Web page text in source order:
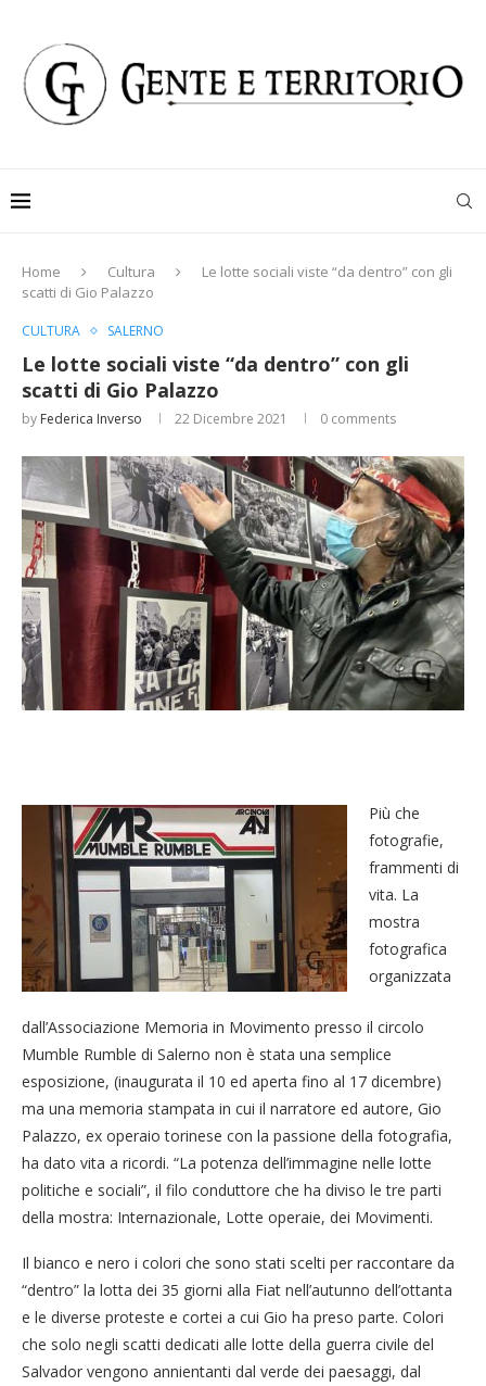
Home Cultura
Le lotte sociali viste “da dentro” con gli
scatti di Gio Palazzo
CULTURA SALERNO
Le lotte sociali viste “da dentro” con gli
scatti di Gio Palazzo
by Federica Inverso 22 Dicembre 2021 0 comments
Più che
fotografie,
frammenti di
vita. La
mostra
fotografica
organizzata
dall’Associazione Memoria in Movimento presso il circolo
Mumble Rumble di Salerno non è stata una semplice
esposizione, (inaugurata il 10 ed aperta fino al 17 dicembre)
ma una memoria stampata in cui il narratore ed autore, Gio
Palazzo, ex operaio torinese con la passione della fotografia,
ha dato vita a ricordi. “La potenza dell’immagine nelle lotte
politiche e sociali”, il filo conduttore che ha diviso le tre parti
della mostra: Internazionale, Lotte operaie, dei Movimenti.
Il bianco e nero i colori che sono stati scelti per raccontare da
“dentro” la lotta dei 35 giorni alla Fiat nell’autunno dell’ottanta
e le diverse proteste e cortei a cui Gio ha preso parte. Colori
che solo negli scatti dedicati alle lotte della guerra civile del
Salvador vengono annientanti dal verde dei paesaggi, dal